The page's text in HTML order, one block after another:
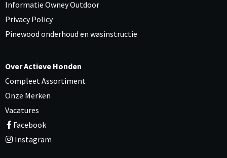
Informatie Owney Outdoor
Privacy Policy
Pinewood onderhoud en wasinstructie
Over Actieve Honden
Compleet Assortiment
Onze Merken
Vacatures
Facebook
Instagram